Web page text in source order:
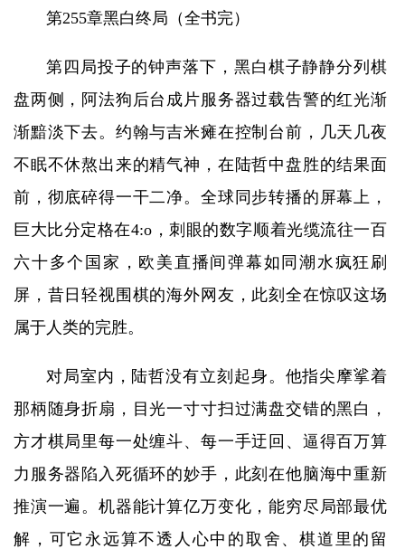
第255章黑白终局（全书完）
第四局投子的钟声落下，黑白棋子静静分列棋
盘两侧，阿法狗后台成片服务器过载告警的红光渐
渐黯淡下去。约翰与吉米瘫在控制台前，几天几夜
不眠不休熬出来的精气神，在陆哲中盘胜的结果面
前，彻底碎得一干二净。全球同步转播的屏幕上，
巨大比分定格在4:o，刺眼的数字顺着光缆流往一百
六十多个国家，欧美直播间弹幕如同潮水疯狂刷
屏，昔日轻视围棋的海外网友，此刻全在惊叹这场
属于人类的完胜。
对局室内，陆哲没有立刻起身。他指尖摩挲着
那柄随身折扇，目光一寸寸扫过满盘交错的黑白，
方才棋局里每一处缠斗、每一手迂回、逼得百万算
力服务器陷入死循环的妙手，此刻在他脑海中重新
推演一遍。机器能计算亿万变化，能穷尽局部最优
解，可它永远算不透人心中的取舍、棋道里的留